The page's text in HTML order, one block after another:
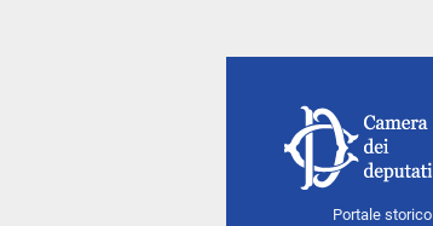
Portale storico